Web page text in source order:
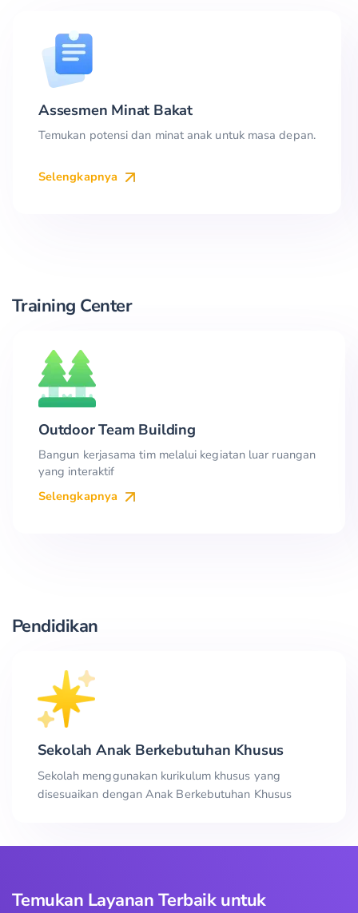
Assesmen Minat Bakat
Temukan potensi dan minat anak untuk masa depan.
Selengkapnya
Training Center
Outdoor Team Building
Bangun kerjasama tim melalui kegiatan luar ruangan
yang interaktif
Selengkapnya
Pendidikan
Sekolah Anak Berkebutuhan Khusus
Sekolah menggunakan kurikulum khusus yang
disesuaikan dengan Anak Berkebutuhan Khusus
Temukan Layanan Terbaik untuk